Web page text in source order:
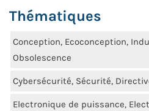
Thématiques
Conception, Ecoconception,
Obsolescence
Cybersécurité, Sécurité,
Electronique de puissance,